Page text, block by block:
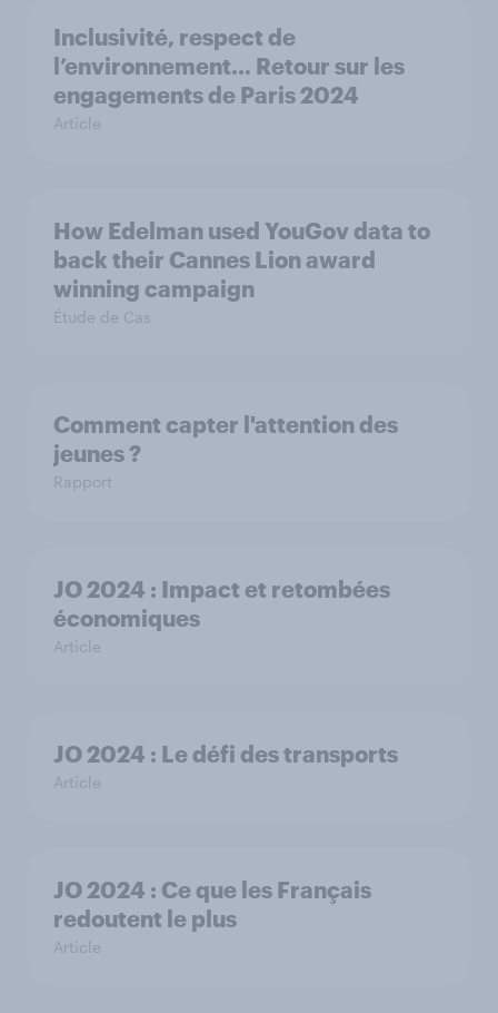
Inclusivité, respect de
l’environnement… Retour sur les
engagements de Paris 2024
Article
How Edelman used YouGov data to
back their Cannes Lion award
winning campaign
Étude de Cas
Comment capter l'attention des
jeunes ?
Rapport
JO 2024 : Impact et retombées
économiques
Article
JO 2024 : Le défi des transports
Article
JO 2024 : Ce que les Français
redoutent le plus
Article